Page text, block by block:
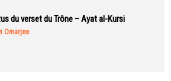
du verset du Trône – Ayat al-Kursi
Omarjee